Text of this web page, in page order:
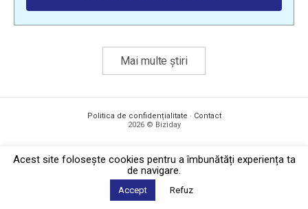
Mai multe știri
Politica de confidențialitate · Contact
2026 © Biziday
Acest site foloseşte cookies pentru a îmbunătăți experiența ta
de navigare.
Accept Refuz